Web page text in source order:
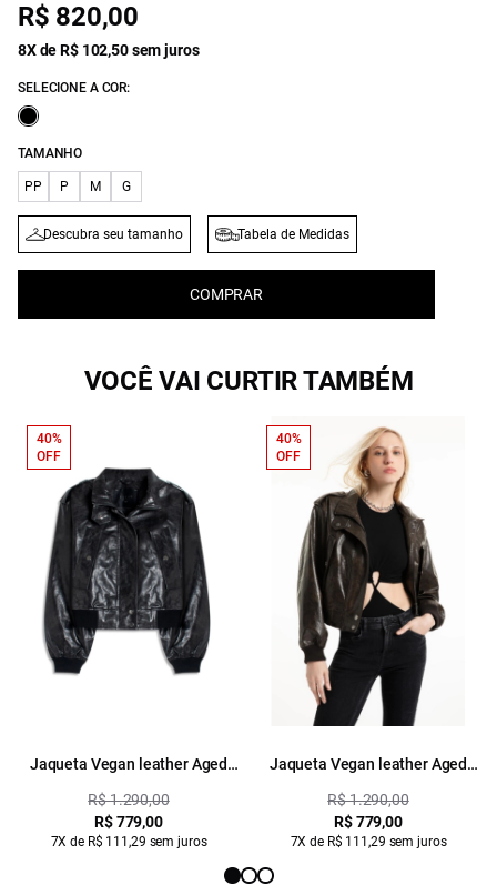
R$ 820,00
8X de R$ 102,50 sem juros
SELECIONE A COR:
TAMANHO
PP P M G
Descubra seu tamanho Tabela de Medidas
COMPRAR
VOCÊ VAI CURTIR TAMBÉM
Jaqueta Vegan leather Aged
R$ 1.290,00
R$ 779,00
7X de R$ 111,29 sem juros
40%
OFF
Jaqueta Vegan leather Aged
R$ 1.290,00
R$ 779,00
7X de R$ 111,29 sem juros
40%
OFF